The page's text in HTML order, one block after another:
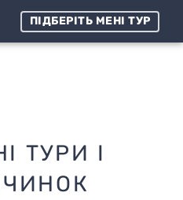
ПІДБЕРІТЬ МЕНІ ТУР
ТУРИ І